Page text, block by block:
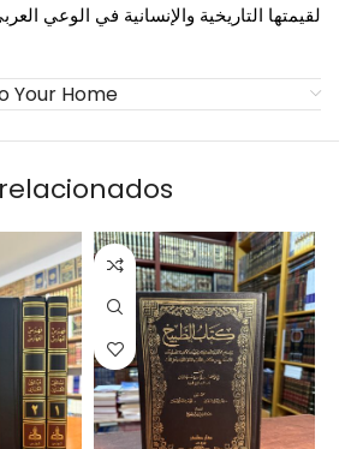
لقيمتها التاريخية والإنسانية في الوعي
Your Home